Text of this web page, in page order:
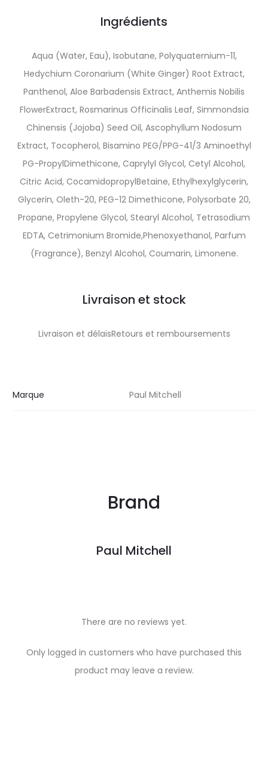
Ingrédients
Aqua (Water, Eau), Isobutane, Polyquaternium-11,
Hedychium Coronarium (White Ginger) Root Extract,
Panthenol, Aloe Barbadensis Extract, Anthemis Nobilis
FlowerExtract, Rosmarinus Officinalis Leaf, Simmondsia
Chinensis (Jojoba) Seed Oil, Ascophyllum Nodosum
Extract, Tocopherol, Bisamino PEG/PPG-41/3 Aminoethyl
PG-PropylDimethicone, Caprylyl Glycol, Cetyl Alcohol,
Citric Acid, CocamidopropylBetaine, Ethylhexylglycerin,
Glycerin, Oleth-20, PEG-12 Dimethicone, Polysorbate 20,
Propane, Propylene Glycol, Stearyl Alcohol, Tetrasodium
EDTA, Cetrimonium Bromide,Phenoxyethanol, Parfum
(Fragrance), Benzyl Alcohol, Coumarin, Limonene.
Livraison et stock
Livraison et délaisRetours et remboursements
Marque Paul Mitchell
Brand
Paul Mitchell
There are no reviews yet.
Only logged in customers who have purchased this
product may leave a review.